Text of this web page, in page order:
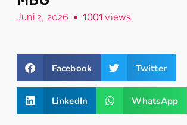
Juni 2, 2026 1001 views
Facebook Twitter
LinkedIn WhatsApp